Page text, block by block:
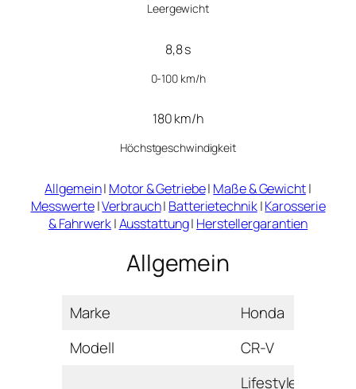
Leergewicht
8,8 s
0-100 km/h
180 km/h
Höchstgeschwindigkeit
Allgemein| Motor & Getriebe| Maße & Gewicht|
Messwerte|Verbrauch| Batterietechnik|Karosserie
& Fahrwerk|Ausstattung| Herstellergarantien
Allgemein
Marke
Honda
Modell
CR-V
Lifestyle